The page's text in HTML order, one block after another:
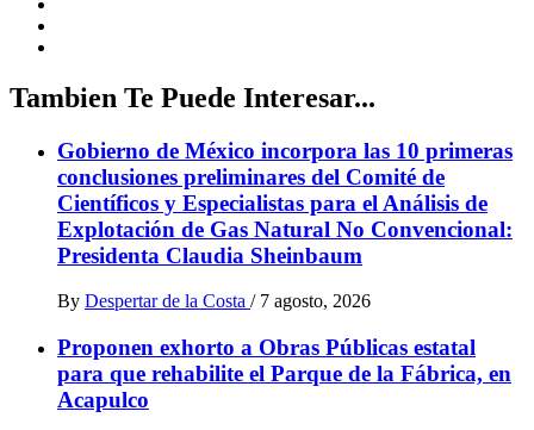
Tambien Te Puede Interesar...
Gobierno de México incorpora las 10 primeras
conclusiones preliminares del Comité de
Científicos y Especialistas para el Análisis de
Explotación de Gas Natural No Convencional:
Presidenta Claudia Sheinbaum
By Despertar de la Costa / 7 agosto, 2026
Proponen exhorto a Obras Públicas estatal
para que rehabilite el Parque de la Fábrica, en
Acapulco